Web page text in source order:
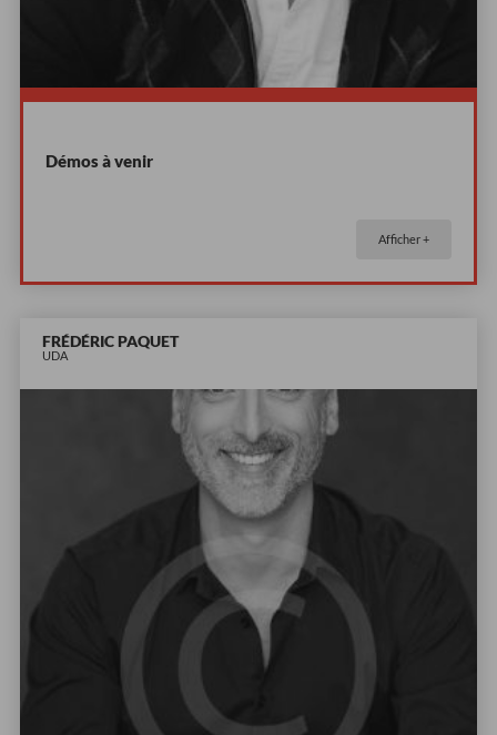
Démos à venir
Afficher +
FRÉDÉRIC PAQUET
UDA